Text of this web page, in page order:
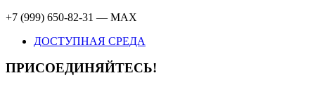
+7 (999) 650-82-31 — MAX
ДОСТУПНАЯ СРЕДА
ПРИСОЕДИНЯЙТЕСЬ!